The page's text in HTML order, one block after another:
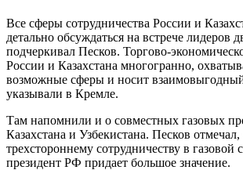
Все сферы сотрудничества России и
детально обсуждаться на встрече лидеров
подчеркивал Песков. Торгово-
России и Казахстана многогранно,
возможные сферы и носит взаимовыгодный
указывали в Кремле.
Там напомнили и о совместных газовых
Казахстана и Узбекистана. Песков
трехстороннему сотрудничеству в газовой
президент РФ придает большое значение.